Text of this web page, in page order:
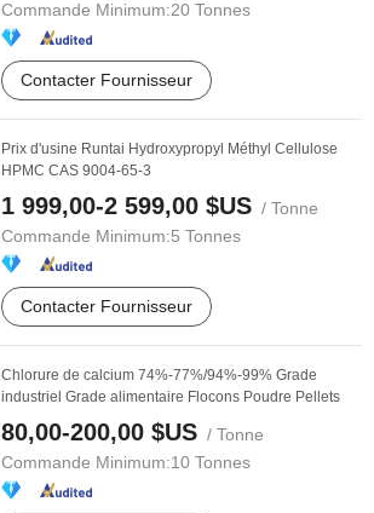
Commande Minimum:20 Tonnes
Contacter Fournisseur
Prix d'usine Runtai Hydroxypropyl Méthyl Cellulose
HPMC CAS 9004-65-3
1 999,00-2 599,00 $US / Tonne
Commande Minimum:5 Tonnes
Contacter Fournisseur
Chlorure de calcium 74%-77%/94%-99% Grade
industriel Grade alimentaire Flocons Poudre Pellets
80,00-200,00 $US / Tonne
Commande Minimum:10 Tonnes